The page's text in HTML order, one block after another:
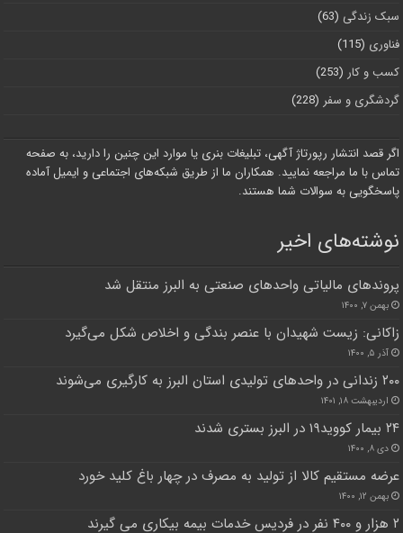
سبک زندگی (63)
فناوری (115)
کسب و کار (253)
گردشگری و سفر (228)
اگر قصد انتشار رپورتاژ آگهی، تبلیغات بنری یا موارد این چنین را دارید، به صفحه
تماس با ما مراجعه نمایید. همکاران ما از طریق شبکه‌های اجتماعی و ایمیل آماده
پاسخگویی به سوالات شما هستند.
نوشته‌های اخیر
پروندهای مالیاتی واحدهای صنعتی به البرز منتقل شد
بهمن ۷, ۱۴۰۰
زاکانی: زیست شهیدان با عنصر بندگی و اخلاص شکل می‌گیرد
آذر ۵, ۱۴۰۰
۲۰۰ زندانی در واحدهای تولیدی استان البرز به کارگیری می‌شوند
اردیبهشت ۱۸, ۱۴۰۱
۲۴ بیمار کووید۱۹ در البرز بستری شدند
دی ۸, ۱۴۰۰
عرضه مستقیم کالا از تولید به مصرف در چهار باغ کلید خورد
بهمن ۱۲, ۱۴۰۰
۲ هزار و ۴۰۰ نفر در فردیس خدمات بیمه بیکاری می گیرند